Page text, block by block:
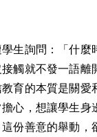
生詢問：「什
觸就不發一語
育的本質是關
心，想讓學生
份善意的舉動